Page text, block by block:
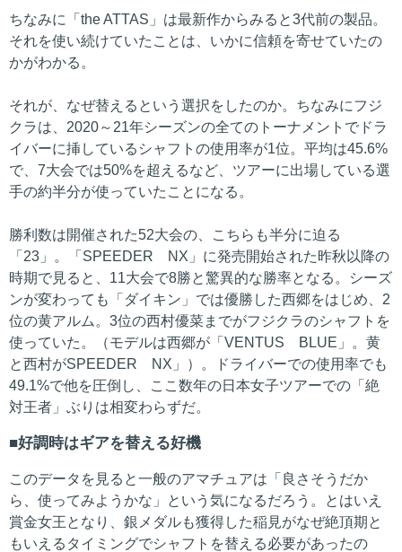
ちなみに「the ATTAS」は最新作からみると3代前の製品。
それを使い続けていたことは、いかに信頼を寄せていたの
かがわかる。
それが、なぜ替えるという選択をしたのか。ちなみにフジ
クラは、2020～21年シーズンの全てのトーナメントでドラ
イバーに挿しているシャフトの使用率が1位。平均は45.6%
で、7大会では50%を超えるなど、ツアーに出場している選
手の約半分が使っていたことになる。
勝利数は開催された52大会の、こちらも半分に迫る
「23」。「SPEEDER NX」に発売開始された昨秋以降の
時期で見ると、11大会で8勝と驚異的な勝率となる。シーズ
ンが変わっても「ダイキン」では優勝した西郷をはじめ、2
位の黄アルム。3位の西村優菜までがフジクラのシャフトを
使っていた。（モデルは西郷が「VENTUS BLUE」。黄
と西村がSPEEDER NX」）。ドライバーでの使用率でも
49.1%で他を圧倒し、ここ数年の日本女子ツアーでの「絶
対王者」ぶりは相変わらずだ。
好調時はギアを替える好機
このデータを見ると一般のアマチュアは「良さそうだか
ら、使ってみようかな」という気になるだろう。とはいえ
賞金女王となり、銀メダルも獲得した稲見がなぜ絶頂期と
もいえるタイミングでシャフトを替える必要があったの